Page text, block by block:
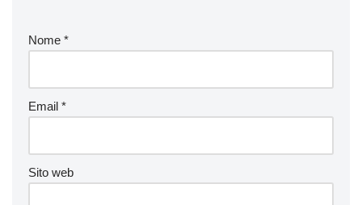
Nome *
Email *
Sito web